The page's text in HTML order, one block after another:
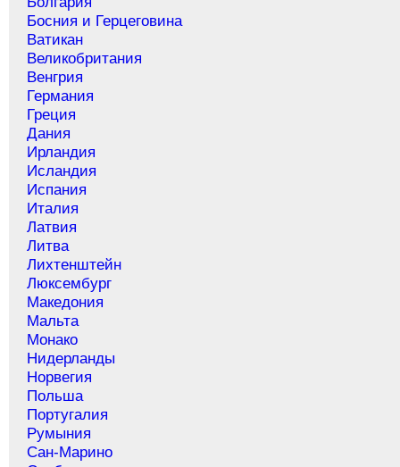
Босния и Герцеговина
Ватикан
Великобритания
Венгрия
Германия
Греция
Дания
Ирландия
Исландия
Испания
Италия
Латвия
Литва
Лихтенштейн
Люксембург
Македония
Мальта
Монако
Нидерланды
Норвегия
Польша
Португалия
Румыния
Сан-Марино